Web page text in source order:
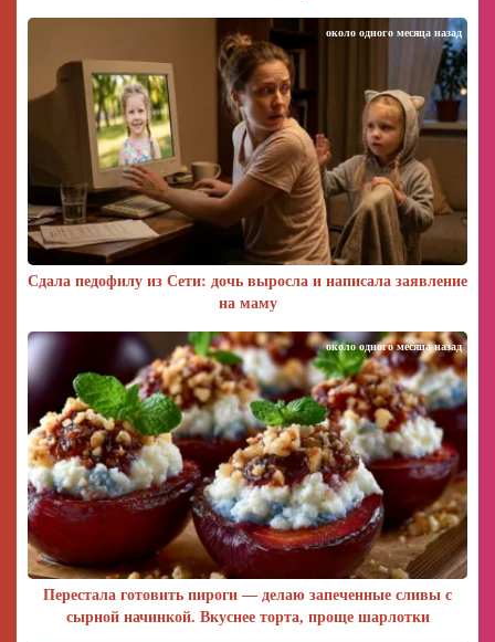
Сдала педофилу из Сети: дочь выросла и написала заявление
на маму
около одного месяца назад
Перестала готовить пироги — делаю запеченные сливы с
сырной начинкой. Вкуснее торта, проще шарлотки
около одного месяца назад